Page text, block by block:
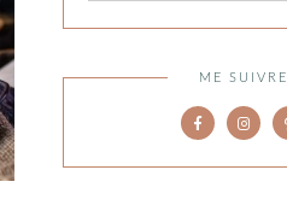
ME SUIVRE